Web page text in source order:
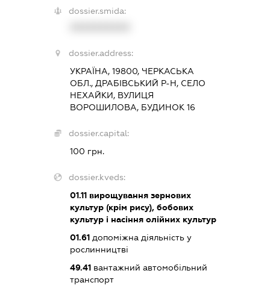
dossier.smida:
dossier.address:
УКРАЇНА, 19800, ЧЕРКАСЬКА
ОБЛ., ДРАБІВСЬКИЙ Р-Н, СЕЛО
НЕХАЙКИ, ВУЛИЦЯ
ВОРОШИЛОВА, БУДИНОК 16
dossier.capital:
100 грн.
dossier.kveds:
01.11 вирощування зернових
культур (крім рису), бобових
культур і насіння олійних культур
01.61 допоміжна діяльність у
рослинництві
49.41 вантажний автомобільний
транспорт